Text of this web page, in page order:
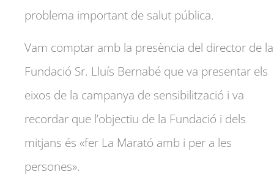
problema important de salut pública.
Vam comptar amb la presència del director de la
Fundació Sr. Lluís Bernabé que va presentar els
eixos de la campanya de sensibilització i va
recordar que l’objectiu de la Fundació i dels
mitjans és «fer La Marató amb i per a les
persones».